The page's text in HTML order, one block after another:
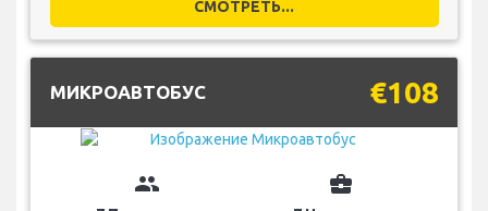
СМОТРЕТЬ...
МИКРОАВТОБУС €108
group business_center